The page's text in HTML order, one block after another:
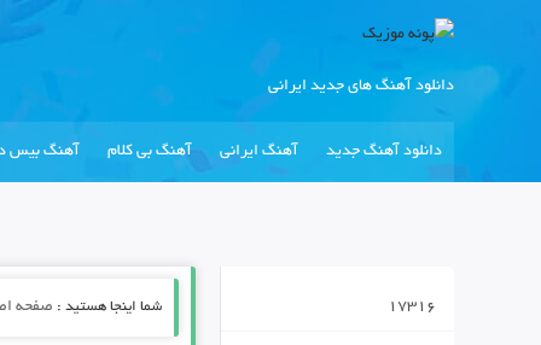
دانلود آهنگ های جدید ایرانی
دانلود آهنگ جدید آهنگ ایرانی آهنگ بی کلام آهنگ بیس
شما اینجا هستید : صفحه 17316